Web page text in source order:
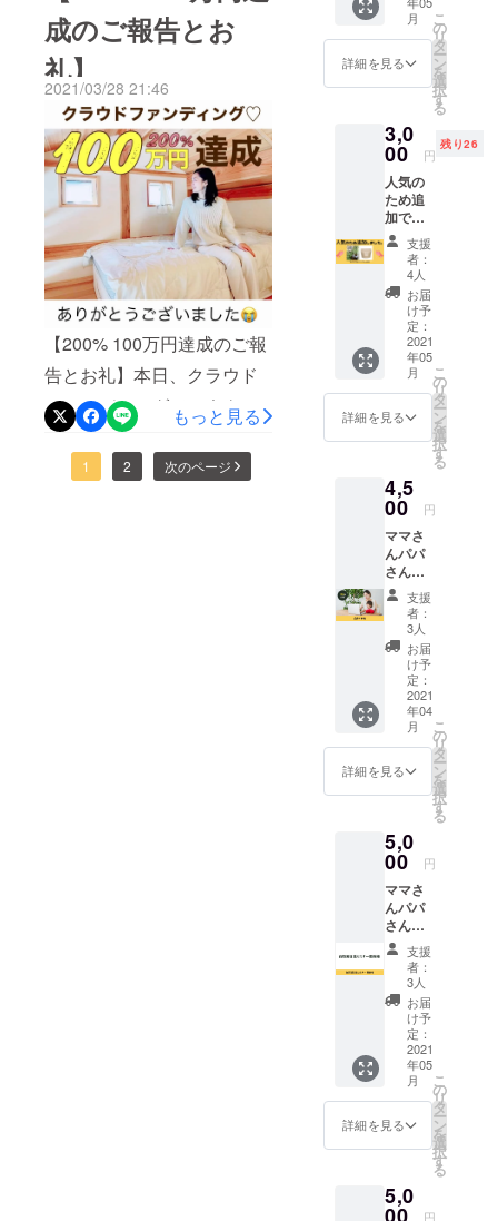
r=nametag
ないでしょうか？私も１、2
年ほど前までは、ここまで
よもぎよもぎしてませんで
した。(どんな状態w)よもぎ
の魅力を教えてくれたの
は、信頼する漢方リラク
ゼージョンサロン経営者の
内田知沙斗さん！ちーやん
先生です。広尾と西新宿
で、素敵なサロンを経営し
ていらっしゃいます。
http://riraco.jp/3年ほど前から
のお知り合いでしたが、
RIRACOさんの提供する
「よもぎ蒸し」を初めて体
験してから、その効果に感
す！Your Natural way のロ
ゴも出来上がり(^^)先日は講
師の皆様(サポーター)の第1
期の皆様と顔合わせ(o^^o)日
本中の子供をもつ親御さん
のために、「どんな未来に
したいか」のキックオフ
ミーティングを行いまし
た！素晴らしいサポーター
ズが集まり、期待値も高ま
ります。よもぎ茶の準備が
進んできています。皆様の
お手元に届くまで今しばら
くお待ちくださいませ！
成のご報告とお
礼】
2021/03/28 21:46
【200% 100万円達成のご報
告とお礼】本日、クラウド
ファンディングで、ネクス
トゴールにしていた100万円
を達成しました！私の思い
もっと見る
1 2 次のページ
ます。
※HPに
記載す
るお名
に必ず
お記入
くださ
い。 ※
ニック
ネーム
での参
加もで
きま
す。
収穫予
定のた
め、お
届けは
５月に
なりま
月
詳細を見る
こ
の
リ
タ
ー
ン
を
選
択
す
る
3,0
00 円
残り26
人気の
ため追
加で
す！
『Your
Natural
way 』
オリジ
ナルの
ヨモギ
茶をお
送りし
ます。
※４月に
収穫予
定のた
届けは
５月に
なりま
す。
支援
者：
4人
お届
け予
定：
2021
年05
月
詳細を見る
こ
の
リ
タ
ー
ン
を
選
択
す
る
4,5
00 円
ママさ
んパパ
さん
の、産
前・産
後や育
児中の
孤独を
なくす
ための
サイト
『Your
Natural
way 』
の半年
間の会
す。 本
気で家
族の健
康を考
えるマ
マさん
パパさ
んにオ
スス
メ！ 産
前産
後・育
児中の
ご家族
が自然
なライ
フスタ
クリプ
ション
支援
者：
3人
お届
け予
定：
2021
年04
月
詳細を見る
こ
の
リ
タ
ー
ン
を
選
択
す
る
5,0
00 円
ママさ
んパパ
さん
の、産
前・産
後や育
児中の
孤独を
なくす
ための
サイト
『Your
Natural
way 』
で自然
派知識
ナーを
開催で
支援
者：
3人
お届
け予
定：
2021
年05
月
詳細を見る
こ
の
リ
タ
ー
ン
を
選
択
す
る
5,0
00 円